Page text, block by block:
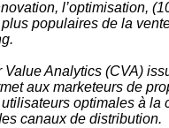
l’optimisation,
populaires de la
Value Analytics (CVA)
aux marketeurs de
optimales à la
canaux de distribution.